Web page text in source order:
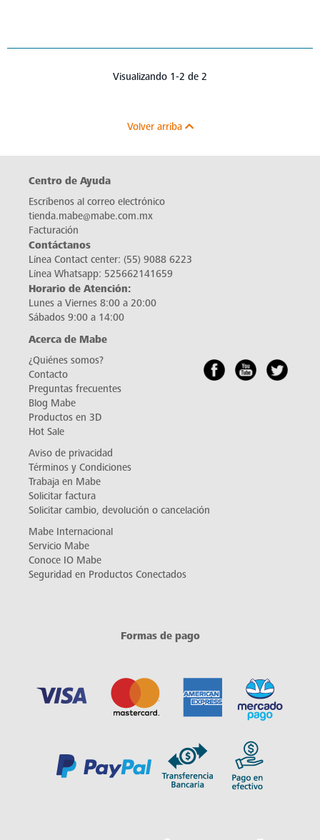
Visualizando 1-2 de 2
Volver arriba
Centro de Ayuda
Escríbenos al correo electrónico
tienda.mabe@mabe.com.mx
Facturación
Contáctanos
Línea Contact center: (55) 9088 6223
Línea Whatsapp: 525662141659
Horario de Atención:
Lunes a Viernes 8:00 a 20:00
Sábados 9:00 a 14:00
Acerca de Mabe
¿Quiénes somos?
Contacto
Preguntas frecuentes
Blog Mabe
Productos en 3D
Hot Sale
Aviso de privacidad
Términos y Condiciones
Trabaja en Mabe
Solicitar factura
Solicitar cambio, devolución o cancelación
Mabe Internacional
Servicio Mabe
Conoce IO Mabe
Seguridad en Productos Conectados
Formas de pago